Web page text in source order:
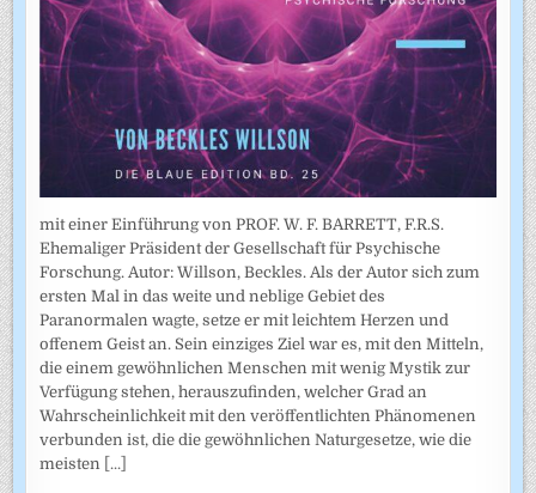
mit einer Einführung von PROF. W. F. BARRETT, F.R.S.
Ehemaliger Präsident der Gesellschaft für Psychische
Forschung. Autor: Willson, Beckles. Als der Autor sich zum
ersten Mal in das weite und neblige Gebiet des
Paranormalen wagte, setze er mit leichtem Herzen und
offenem Geist an. Sein einziges Ziel war es, mit den Mitteln,
die einem gewöhnlichen Menschen mit wenig Mystik zur
Verfügung stehen, herauszufinden, welcher Grad an
Wahrscheinlichkeit mit den veröffentlichten Phänomenen
verbunden ist, die die gewöhnlichen Naturgesetze, wie die
meisten [...]